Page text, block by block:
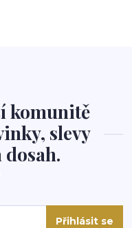
komunitě
slevy
Přihlásit se